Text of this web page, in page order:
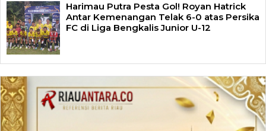
Harimau Putra Pesta Gol! Royan Hatrick
Antar Kemenangan Telak 6-0 atas Persika
FC di Liga Bengkalis Junior U-12